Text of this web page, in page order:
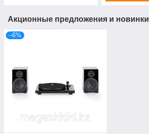
Акционные предложения и новинки
–6%